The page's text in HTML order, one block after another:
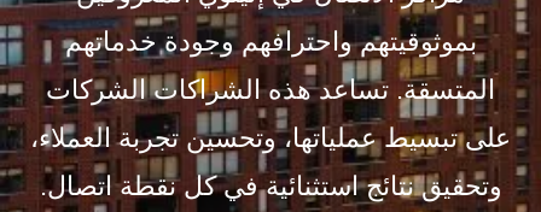
بموثوقيتهم واحترافهم وجودة خدماتهم
المتسقة. تساعد هذه الشراكات الشركات
على تبسيط عملياتها، وتحسين تجربة العملاء،
وتحقيق نتائج استثنائية في كل نقطة اتصال.